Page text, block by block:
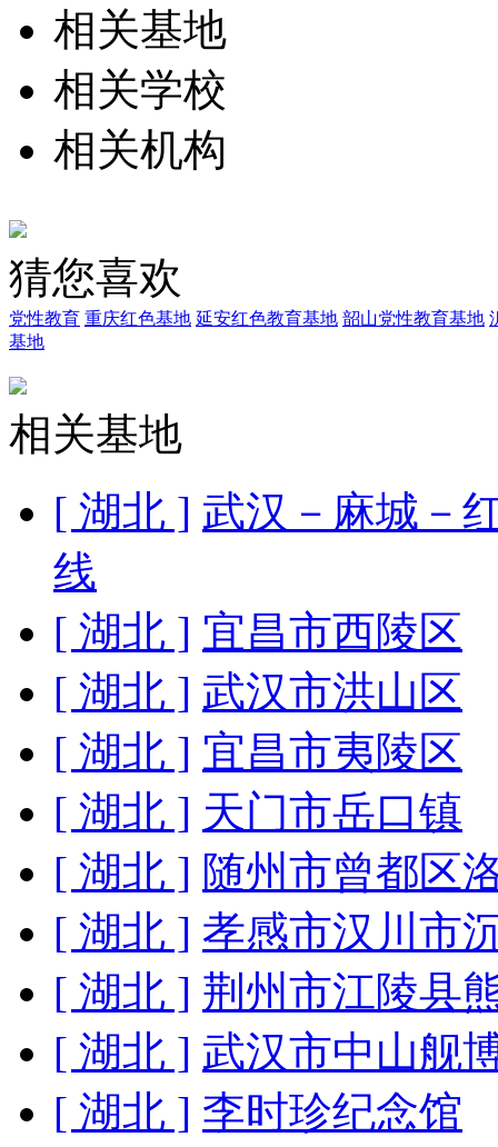
相关基地
相关学校
相关机构
猜您喜欢
党性教育 重庆红色基地 延安红色教育基地 韶山党性教育基地
基地
相关基地
[ 湖北 ] 武汉－麻城－
线
[ 湖北 ] 宜昌市西陵区
[ 湖北 ] 武汉市洪山区
[ 湖北 ] 宜昌市夷陵区
[ 湖北 ] 天门市岳口镇
[ 湖北 ] 随州市曾都区
[ 湖北 ] 孝感市汉川市
[ 湖北 ] 荆州市江陵县
[ 湖北 ] 武汉市中山舰
[ 湖北 ] 李时珍纪念馆